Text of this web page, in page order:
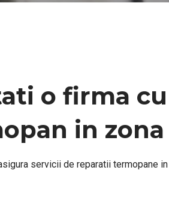
o firma
in
servicii de reparatii termopane in